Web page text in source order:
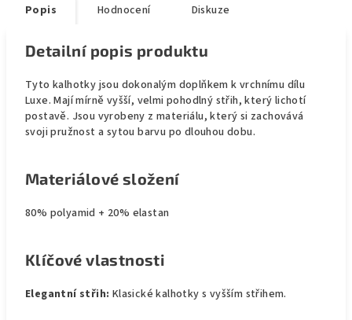
Popis Hodnocení Diskuze
Detailní popis produktu
Tyto kalhotky jsou dokonalým doplňkem k vrchnímu dílu
Luxe. Mají mírně vyšší, velmi pohodlný střih, který lichotí
postavě. Jsou vyrobeny z materiálu, který si zachovává
svoji pružnost a sytou barvu po dlouhou dobu.
Materiálové složení
80% polyamid + 20% elastan
Klíčové vlastnosti
Elegantní střih: Klasické kalhotky s vyšším střihem.